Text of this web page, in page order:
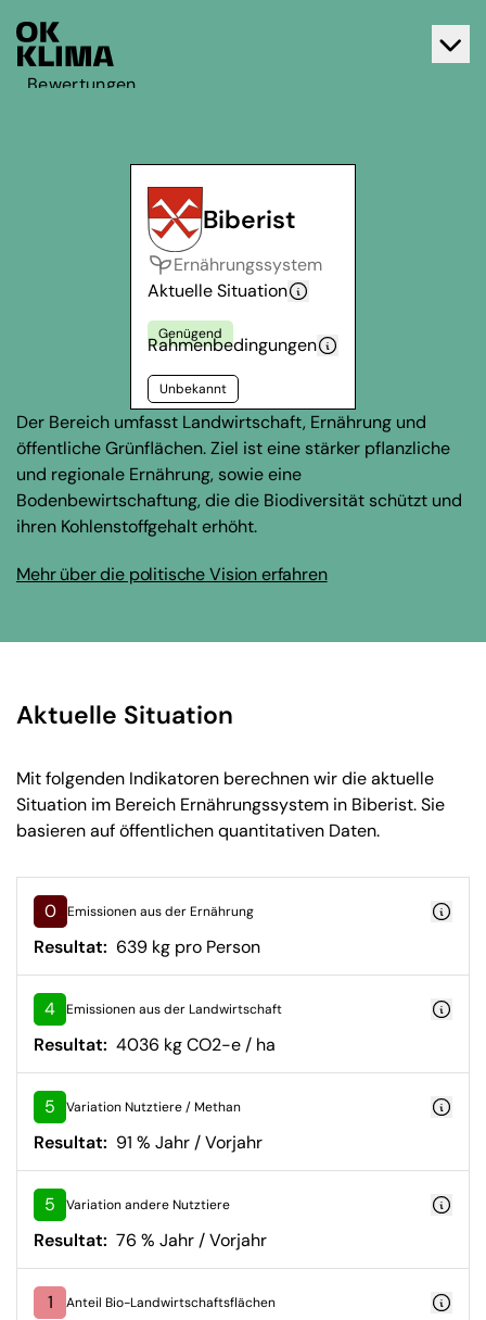
Bewertungen
Biberist
Ernährungssystem
Aktuelle Situation
Genügend
Rahmenbedingungen
Unbekannt
Der Bereich umfasst Landwirtschaft, Ernährung und
öffentliche Grünflächen. Ziel ist eine stärker pflanzliche
und regionale Ernährung, sowie eine
Bodenbewirtschaftung, die die Biodiversität schützt und
ihren Kohlenstoffgehalt erhöht.
Mehr über die politische Vision erfahren
Aktuelle Situation
Mit folgenden Indikatoren berechnen wir die aktuelle
Situation im Bereich Ernährungssystem in Biberist. Sie
basieren auf öffentlichen quantitativen Daten.
0 Emissionen aus der Ernährung
Resultat: 639 kg pro Person
4 Emissionen aus der Landwirtschaft
Resultat: 4036 kg CO2-e / ha
5 Variation Nutztiere / Methan
Resultat: 91 % Jahr / Vorjahr
5 Variation andere Nutztiere
Resultat: 76 % Jahr / Vorjahr
1 Anteil Bio-Landwirtschaftsflächen